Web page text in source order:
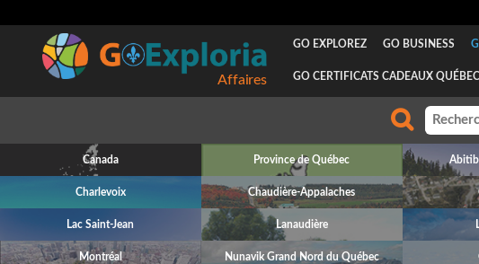
Affaires
GO EXPLOREZ GO BUSINESS
GO CERTIFICATS CADEAUX QUÉBEC
Canada Province de Québec
Charlevoix Chaudière-Appalaches
Lac Saint-Jean Lanaudière
Montréal Nunavik Grand Nord du Québec